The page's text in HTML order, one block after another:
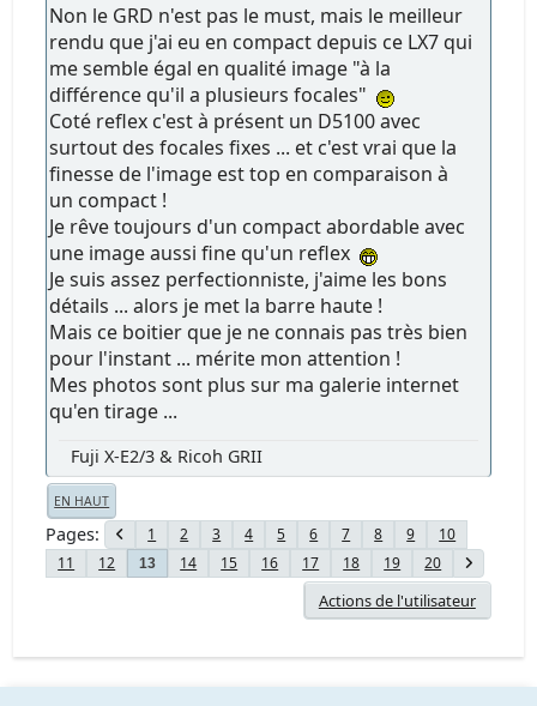
Non le GRD n'est pas le must, mais le meilleur
rendu que j'ai eu en compact depuis ce LX7 qui
me semble égal en qualité image "à la
différence qu'il a plusieurs focales"
Coté reflex c'est à présent un D5100 avec
surtout des focales fixes ... et c'est vrai que la
finesse de l'image est top en comparaison à
un compact !
Je rêve toujours d'un compact abordable avec
une image aussi fine qu'un reflex
Je suis assez perfectionniste, j'aime les bons
détails ... alors je met la barre haute !
Mais ce boitier que je ne connais pas très bien
pour l'instant ... mérite mon attention !
Mes photos sont plus sur ma galerie internet
qu'en tirage ...
Fuji X-E2/3 & Ricoh GRII
EN HAUT
Pages 1 2 3 4 5 6 7 8 9
10
11
12 13 14 15 16 17 18 19 20
Actions de l'utilisateur